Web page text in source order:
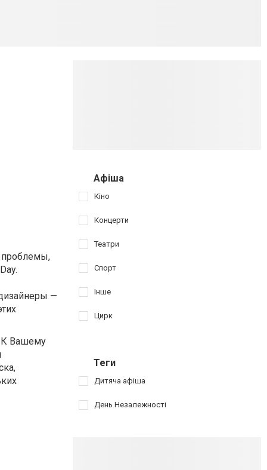
проблемы,
—
К Вашему
Афіша
Кіно
Концерти
Театри
Спорт
Інше
Цирк
Теги
Дитяча афіша
День Незалежності